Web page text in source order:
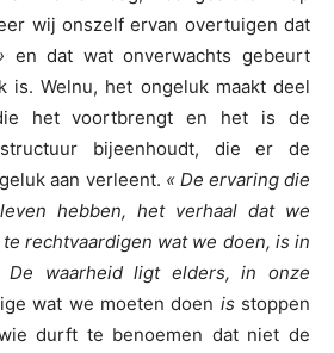
wij onszelf ervan overtuigen dat
en dat wat onverwachts gebeurt
is. Welnu, het ongeluk maakt deel
het voortbrengt en het is de
bijeenhoudt, die er de
aan verleent. « De ervaring die
hebben, het verhaal dat we
rechtvaardigen wat we doen, is in
De waarheid ligt elders, in onze
wat we moeten doen is stoppen
durft te benoemen dat niet de